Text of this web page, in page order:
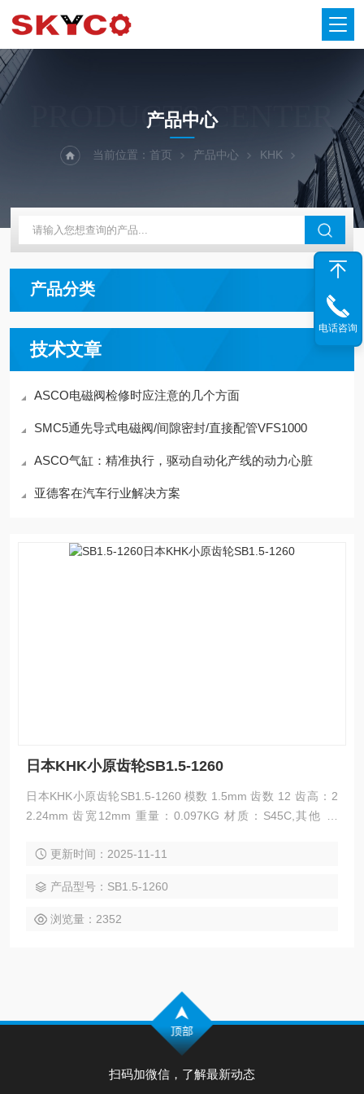
PRODUCTS CENTER
产品中心
当前位置： 首页 产品中心 KHK
产品分类
技术文章
ASCO电磁阀检修时应注意的几个方面
SMC5通先导式电磁阀/间隙密封/直接配管VFS1000
ASCO气缸：精准执行，驱动自动化产线的动力心脏
亚德客在汽车行业解决方案
日本KHK小原齿轮SB1.5-1260
日本KHK小原齿轮SB1.5-1260 模数 1.5mm 齿数 12 齿高：2
2.24mm 齿宽12mm 重量：0.097KG 材质：S45C,其他 外
状：直齿轮
更新时间：2025-11-11
产品型号：SB1.5-1260
浏览量：2352
扫码加微信，了解最新动态
电话咨询